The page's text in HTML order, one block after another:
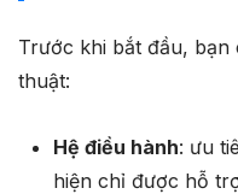
Trước khi bắt đầu,
thuật:
Hệ điều hành: ưu
hiện chỉ được hỗ